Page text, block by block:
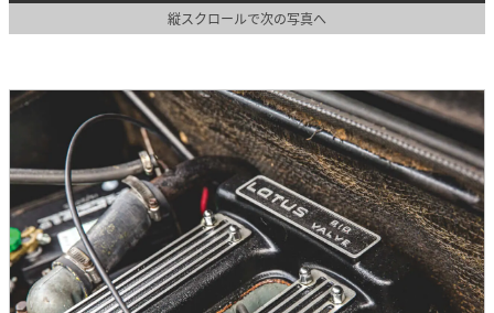
縦スクロールで次の写真へ